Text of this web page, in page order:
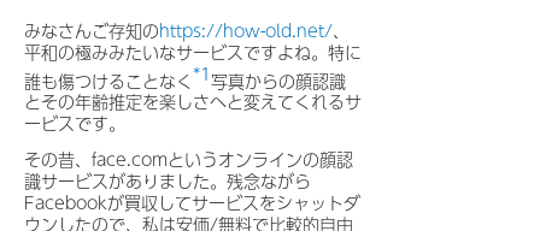
みなさんご存知のhttps://how-old.net/、
平和の極みみたいなサービスですよね。特に
誰も傷つけることなく*1写真からの顔認識
とその年齢推定を楽しさへと変えてくれるサ
ービスです。
その昔、face.comというオンラインの顔認
識サービスがありました。残念ながら
Facebookが買収してサービスをシャットダ
ウンしたので、私は安価/無料で比較的自由